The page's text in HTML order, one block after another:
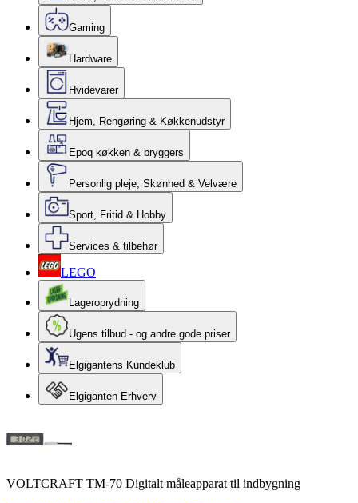
Gaming
Hardware
Hvidevarer
Hjem, Rengøring & Køkkenudstyr
Epoq køkken & bryggers
Personlig pleje, Skønhed & Velvære
Sport, Fritid & Hobby
Services & tilbehør
LEGO
Lageroprydning
Ugens tilbud - og andre gode priser
Elgigantens Kundeklub
Elgiganten Erhverv
VOLTCRAFT TM-70 Digitalt måleapparat til indbygning